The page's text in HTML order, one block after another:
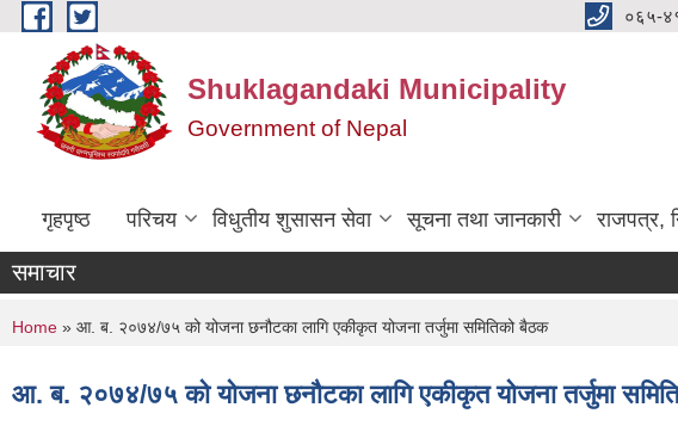
Skip to main content ०६५-
Shuklagandaki Municipality
Government of Nepal
गृहपृष्ठ परिचय विधुतीय शुसासन सेवा सूचना तथा जानकारी राजपत्र,
समाचार
You are here
Home » आ. ब. २०७४/७५ को योजना छनौटका लागि एकीकृत योजना तर्जुमा समितिको बैठक
आ. ब. २०७४/७५ को योजना छनौटका लागि एकीकृत योजना तर्जुमा